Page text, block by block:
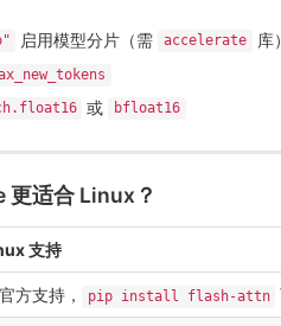
启用模型分片（需 accelerate
库）
或 bfloat16
更适合 Linux？
支持
方支持， pip install flash-attn